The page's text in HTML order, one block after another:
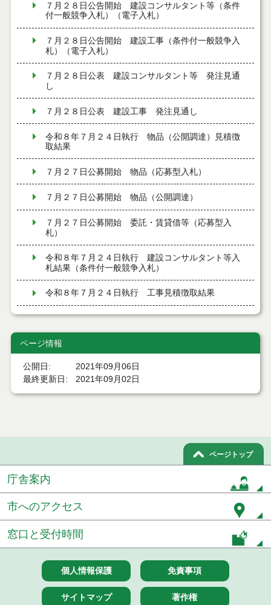
７月２８日公告開始 建設コンサルタント等（条件
付一般競争入札）（電子入札）
７月２８日公告開始 建設工事（条件付一般競争入
札）（電子入札）
７月２８日公表 建設コンサルタント等 発注見通
し
７月２８日公表 建設工事 発注見通し
令和８年７月２４日執行 物品（公開調達）見積徴
取結果
７月２７日公募開始 物品（応募型入札）
７月２７日公募開始 物品（公開調達）
７月２７日公募開始 委託・賃貸借等（応募型入
札）
令和８年７月２４日執行 建設コンサルタント等入
札結果（条件付一般競争入札）
令和８年７月２４日執行 工事見積徴取結果
令和８年７月２２日執行 委託・賃貸借等見積徴取
７月２１日公告開始 建設コンサルタント等（条件
付一般競争入札）（電子入札）
札）（電子入札）
令和８年７月１7日執行 工事入札結果（条件付一般
令和８年７月１５日執行 委託・賃貸借等見積徴取
結果
７月１４日公告開始 建設工事（条件付一般競争入
札）（電子入札）
付一般競争入札）（電子入札）
令和８年７月１４日執行 建設コンサルタント等入
札結果（条件付一般競争入札）
ページ情報
公開日
2021年09月06日
最終更新日
2021年09月02日
ページトップ
庁舎案内
市へのアクセス
窓口と受付時間
個人情報保護 免責事項
サイトマップ 著作権